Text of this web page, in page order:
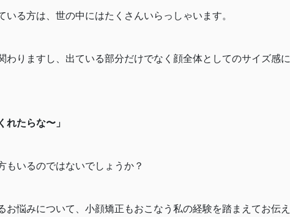
いる方は、世の中にはたくさんいらっしゃいます。
わりますし、出ている部分だけでなく顔全体としてのサイズ感に
れたらな〜」
もいるのではないでしょうか？
お悩みについて、小顔矯正もおこなう私の経験を踏まえてお伝え